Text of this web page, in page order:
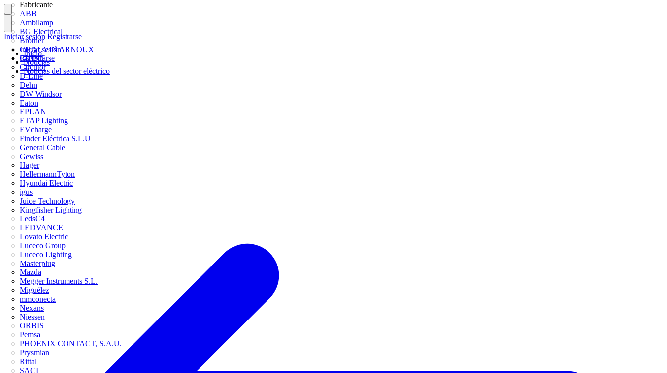
Fabricante
ABB
Ambilamp
BG Electrical
Brother
CHAUVIN ARNOUX
CHINT
Circutor
D-Line
Dehn
DW Windsor
Eaton
EPLAN
ETAP Lighting
EVcharge
Finder Eléctrica S.L.U
General Cable
Gewiss
Hager
HellermannTyton
Hyundai Electric
igus
Juice Technology
Kingfisher Lighting
LedsC4
LEDVANCE
Lovato Electric
Luceco Group
Luceco Lighting
Masterplug
Mazda
Megger Instruments S.L.
Miguélez
mmconecta
Nexans
Niessen
ORBIS
Pemsa
PHOENIX CONTACT, S.A.U.
Prysmian
Rittal
SACI
Iniciar sesión
Registrarse
Iniciar sesión Registrarse
Inicio
Noticias
Noticias del sector eléctrico